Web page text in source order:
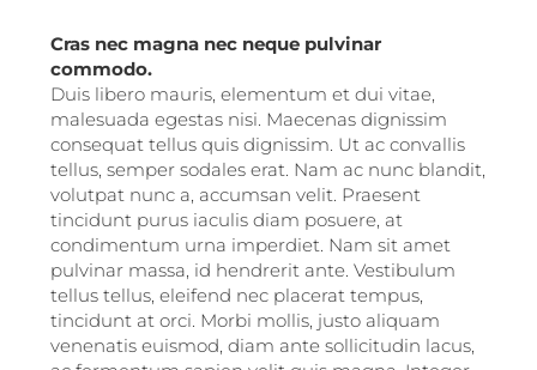
Cras nec magna nec neque pulvinar
commodo.
Duis libero mauris, elementum et dui vitae,
malesuada egestas nisi. Maecenas dignissim
consequat tellus quis dignissim. Ut ac convallis
tellus, semper sodales erat. Nam ac nunc blandit,
volutpat nunc a, accumsan velit. Praesent
tincidunt purus iaculis diam posuere, at
condimentum urna imperdiet. Nam sit amet
pulvinar massa, id hendrerit ante. Vestibulum
tellus tellus, eleifend nec placerat tempus,
tincidunt at orci. Morbi mollis, justo aliquam
venenatis euismod, diam ante sollicitudin lacus,